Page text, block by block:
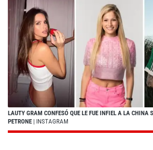
LAUTY GRAM CONFESÓ QUE LE FUE INFIEL A LA CHINA
PETRONE | INSTAGRAM